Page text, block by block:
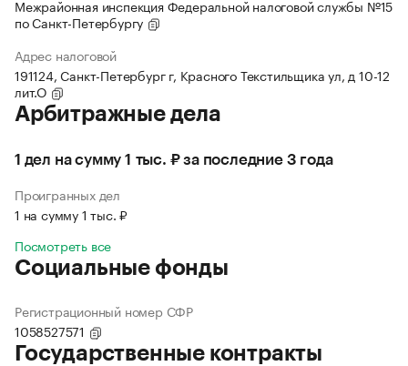
Межрайонная инспекция Федеральной налоговой службы №15
по Санкт-Петербургу
Адрес налоговой
191124, Санкт-Петербург г, Красного Текстильщика ул, д 10-12
лит.О
Арбитражные дела
1 дел на сумму 1 тыс. ₽ за последние 3 года
Проигранных дел
1 на сумму 1 тыс. ₽
Посмотреть все
Социальные фонды
Регистрационный номер СФР
1058527571
Государственные контракты